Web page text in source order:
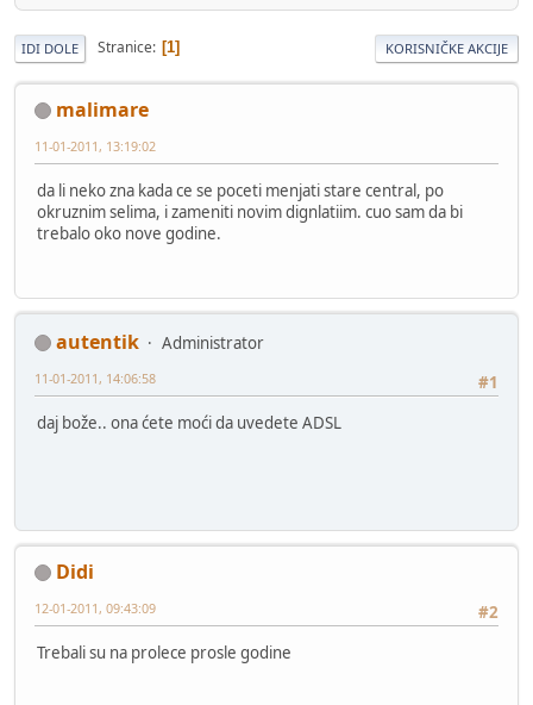
IDI DOLE Stranice 1 KORISNIČKE AKCIJE
malimare
11-01-2011, 13:19:02
da li neko zna kada ce se poceti menjati stare central, po
okruznim selima, i zameniti novim dignlatiim. cuo sam da bi
trebalo oko nove godine.
autentik
Administrator
#1
11-01-2011, 14:06:58
daj bože.. ona ćete moći da uvedete ADSL
Didi
#2
12-01-2011, 09:43:09
Trebali su na prolece prosle godine